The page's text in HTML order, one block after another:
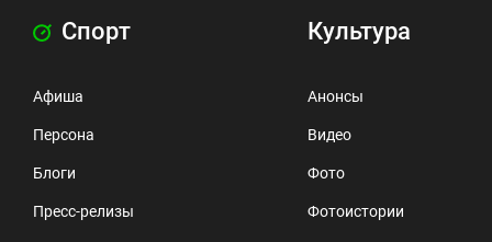
Спорт
Афиша
Персона
Блоги
Пресс-релизы
Культура
Анонсы
Видео
Фото
Фотоистории